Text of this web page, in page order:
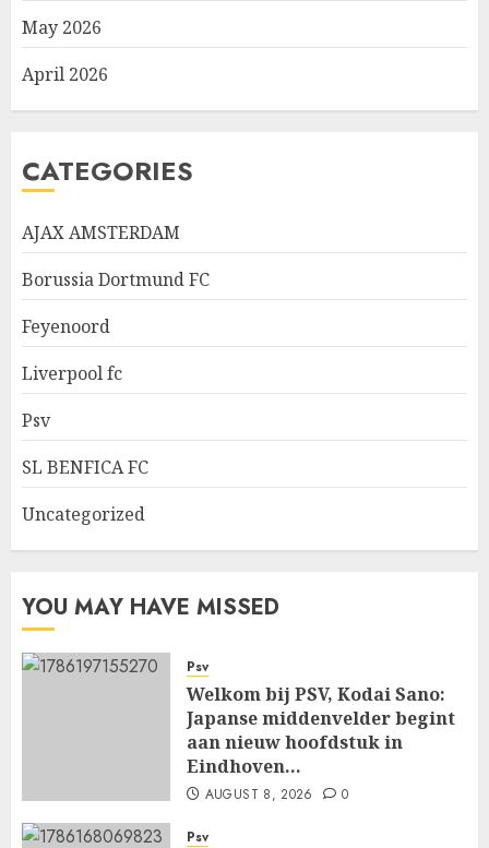
May 2026
April 2026
CATEGORIES
AJAX AMSTERDAM
Borussia Dortmund FC
Feyenoord
Liverpool fc
Psv
SL BENFICA FC
Uncategorized
YOU MAY HAVE MISSED
Psv
Welkom bij PSV, Kodai Sano:
Japanse middenvelder begint
aan nieuw hoofdstuk in
Eindhoven…
AUGUST 8, 2026 0
Psv